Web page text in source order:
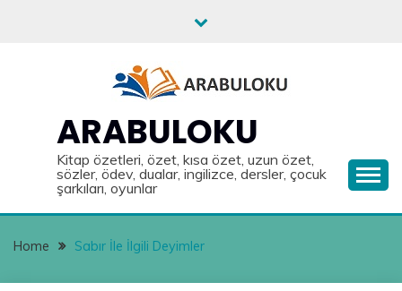
ARABULOKU
Kitap özetleri, özet, kısa özet, uzun özet,
sözler, ödev, dualar, ingilizce, dersler, çocuk
şarkıları, oyunlar
Home Sabır İle İlgili Deyimler